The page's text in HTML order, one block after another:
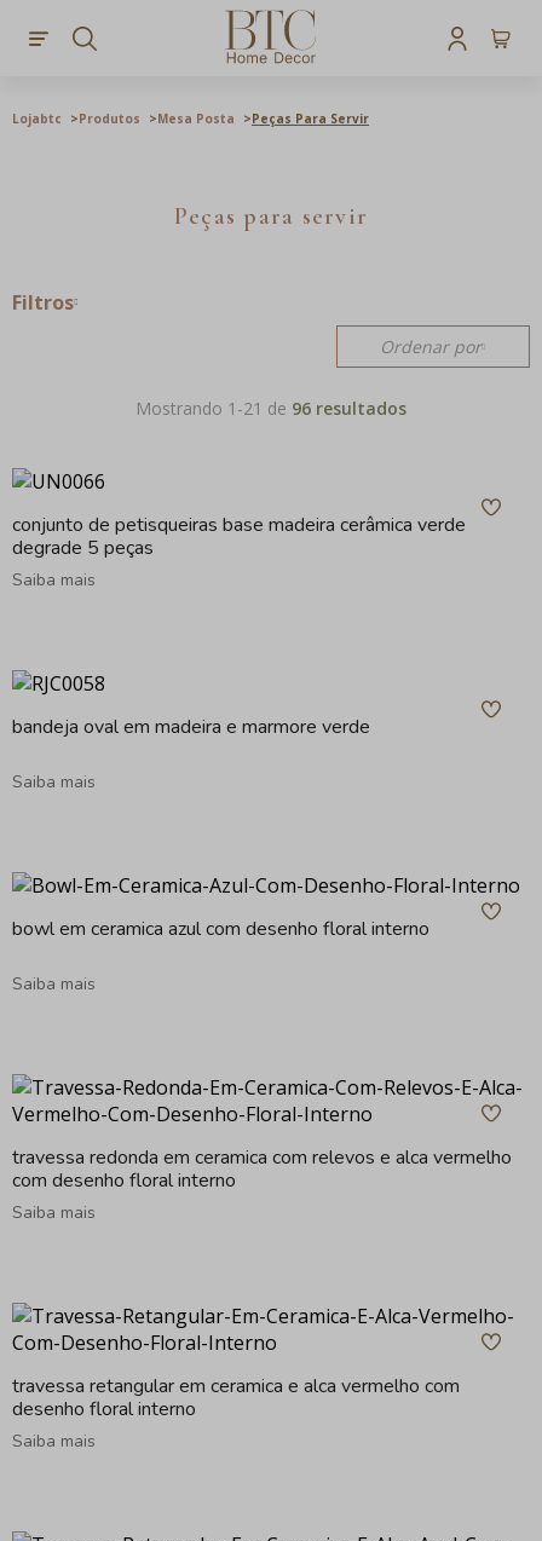
Lojabtc Produtos Mesa Posta Peças Para Servir
Peças para servir
Mostrando 1-21 de 96 resultados
Filtros
Ordenar por
conjunto de petisqueiras base madeira cerâmica verde
degrade 5 peças
Saiba mais
bandeja oval em madeira e marmore verde
Saiba mais
bowl em ceramica azul com desenho floral interno
Saiba mais
travessa redonda em ceramica com relevos e alca vermelho
com desenho floral interno
Saiba mais
travessa retangular em ceramica e alca vermelho com
desenho floral interno
Saiba mais